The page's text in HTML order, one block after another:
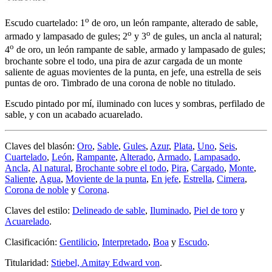
Escudo cuartelado: 1 o de oro, un león rampante, alterado de sable,
armado y lampasado de gules; 2o y 3o de gules, un ancla al natural;
4o de oro, un león rampante de sable, armado y lampasado de gules;
brochante sobre el todo, una pira de azur cargada de un monte
saliente de aguas movientes de la punta, en jefe, una estrella de seis
puntas de oro. Timbrado de una corona de noble no titulado.
Escudo pintado por mí, iluminado con luces y sombras, perfilado de
sable, y con un acabado acuarelado.
Claves del blasón: Oro, Sable, Gules, Azur, Plata, Uno, Seis,
Cuartelado, León, Rampante, Alterado, Armado, Lampasado,
Ancla, Al natural, Brochante sobre el todo, Pira, Cargado, Monte,
Saliente, Agua, Moviente de la punta, En jefe, Estrella, Cimera,
Corona de noble y Corona.
Claves del estilo: Delineado de sable, Iluminado, Piel de toro y
Acuarelado.
Clasificación: Gentilicio, Interpretado, Boa y Escudo.
Titularidad: Stiebel, Amitay Edward von.